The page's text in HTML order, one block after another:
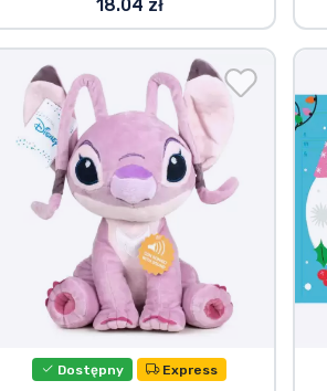
18.04 zł
Dostępny Express